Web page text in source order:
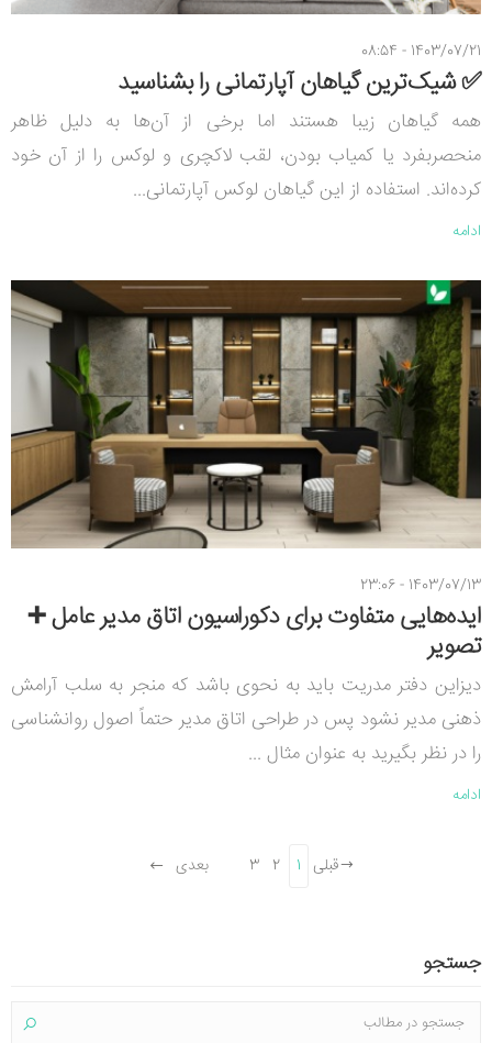
1403/07/21 - 08:54
✅ شیک‌ترین گیاهان آپارتمانی را بشناسید
همه گیاهان زیبا هستند اما برخی از آن‌ها به دلیل ظاهر
منحصربفرد یا کمیاب بودن، لقب لاکچری و لوکس را از آن خود
کرده‌اند. استفاده از این گیاهان لوکس آپارتمانی...
ادامه
1403/07/13 - 23:06
ایده‌هایی متفاوت برای دکوراسیون اتاق مدیر عامل ➕
تصویر
دیزاین دفتر مدریت باید به نحوی باشد که منجر به سلب آرامش
ذهنی مدیر نشود پس در طراحی اتاق مدیر حتماً اصول روانشناسی
را در نظر بگیرید به عنوان مثال ...
ادامه
قبلی 1
2
3 بعدی
جستجو